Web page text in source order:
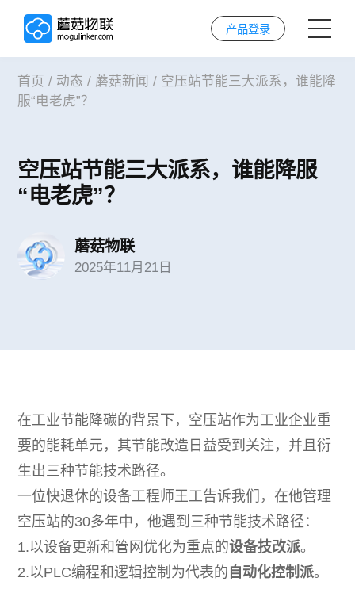
首页
AI技术
实施服务
常见问题
产品登录
首页 / 动态 / 蘑菇新闻 / 空压站节能三大派系，谁能降
服“电老虎”？
空压站节能三大派系，谁能降服
“电老虎”？
蘑菇物联
2025年11月21日
在工业节能降碳的背景下，空压站作为工业企业重
要的能耗单元，其节能改造日益受到关注，并且衍
生出三种节能技术路径。
一位快退休的设备工程师王工告诉我们，在他管理
空压站的30多年中，他遇到三种节能技术路径：
1.以设备更新和管网优化为重点的设备技改派。
2.以PLC编程和逻辑控制为代表的 自动化控制派。